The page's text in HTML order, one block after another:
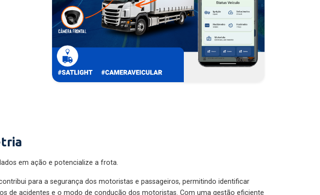
em ação e potencialize a frota.
para a segurança dos motoristas e passageiros, permitindo identificar
de acidentes e o modo de condução dos motoristas. Com uma gestão eficiente